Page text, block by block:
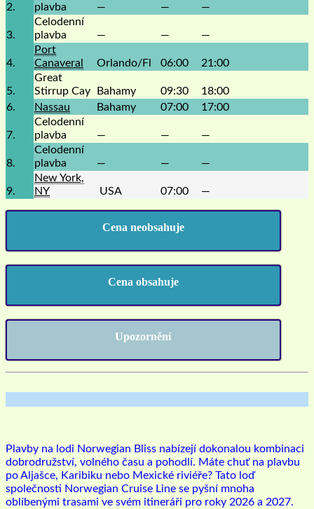
2.
plavba
— — —
3.
Celodenní
plavba
— — —
4.
Port
Canaveral
Orlando/Fl 06:00 21:00
5.
Great
Stirrup Cay
Bahamy 09:30
18:00
6.
Nassau Bahamy 07:00 17:00
7.
Celodenní
plavba
— — —
8.
Celodenní
plavba
— — —
9.
New York,
NY
USA 07:00 —
Cena neobsahuje
Cena obsahuje
Upozornění
Plavby na lodi Norwegian Bliss nabízejí dokonalou kombinaci
dobrodružství, volného času a pohodlí. Máte chuť na plavbu
po Aljašce, Karibiku nebo Mexické riviéře? Tato loď
společnosti Norwegian Cruise Line se pyšní mnoha
oblíbenými trasami ve svém itineráři pro roky 2026 a 2027.